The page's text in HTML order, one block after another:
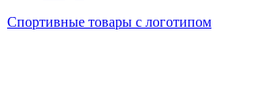
Спортивные товары с логотипом